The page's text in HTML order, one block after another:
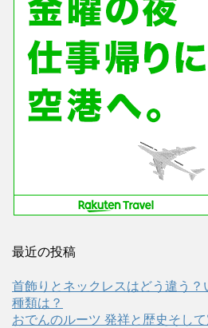
最近の投稿
首飾りとネックレスはどう違う？
種類は？
おでんのルーツ 発祥と歴史そし